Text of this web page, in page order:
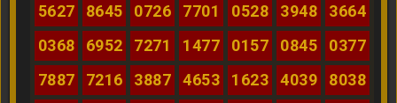
5627
8645 0726 7701 0528 3948
3664
0368
6952 7271 1477 0157 0845
0377
7887
7216 3887 4653 1623 4039
8038